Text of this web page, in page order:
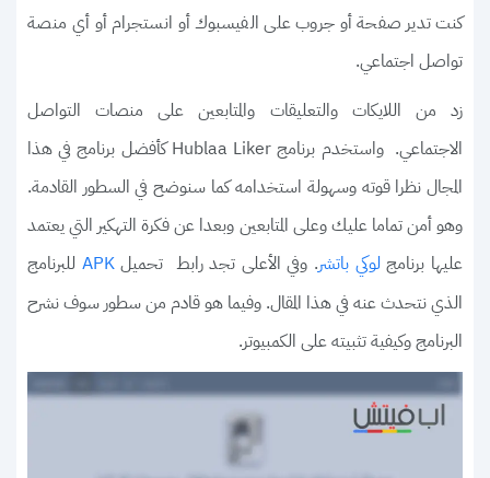
كنت تدير صفحة أو جروب على الفيسبوك أو انستجرام أو أي منصة
تواصل اجتماعي.
زد من اللايكات والتعليقات والمتابعين على منصات التواصل
الاجتماعي. واستخدم برنامج Hublaa Liker كأفضل برنامج في هذا
المجال نظرا قوته وسهولة استخدامه كما سنوضح في السطور القادمة.
وهو أمن تماما عليك وعلى المتابعين وبعدا عن فكرة التهكير التي يعتمد
عليها برنامجلوكي باتشر. وفي الأعلى تجد رابط تحميلAPK للبرنامج
الذي نتحدث عنه في هذا المقال. وفيما هو قادم من سطور سوف نشرح
البرنامج وكيفية تثبيته على الكمبيوتر.